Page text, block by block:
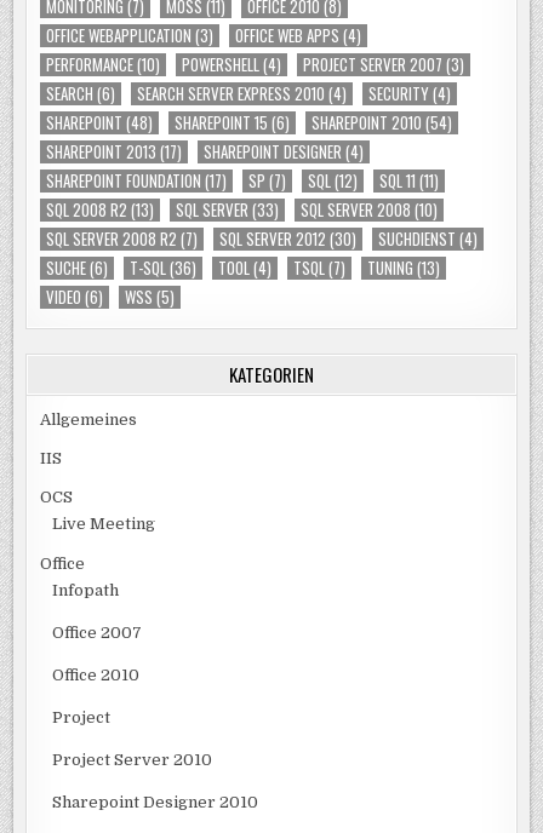
MONITORING (7) MOSS (11) OFFICE 2010 (8)
OFFICE WEBAPPLICATION (3) OFFICE WEB APPS (4)
PERFORMANCE(10) POWERSHELL (4) PROJECT SERVER 2007 (3)
SEARCH (6) SEARCH SERVER EXPRESS 2010 (4) SECURITY(4)
SHAREPOINT (48) SHAREPOINT 15 (6) SHAREPOINT 2010 (54)
SHAREPOINT 2013 (17) SHAREPOINT DESIGNER (4)
SHAREPOINT FOUNDATION (17) SP (7) SQL (12) SQL 11 (11)
SQL 2008 R2 (13) SQL SERVER (33) SQL SERVER 2008 (10)
SQL SERVER 2008 R2 (7) SQL SERVER 2012 (30) SUCHDIENST (4)
SUCHE(6) T-SQL (36) TOOL (4) TSQL (7) TUNING (13)
VIDEO (6) WSS (5)
KATEGORIEN
Allgemeines
IIS
OCS
Live Meeting
Office
Infopath
Office 2007
Office 2010
Project
Project Server 2010
Sharepoint Designer 2010